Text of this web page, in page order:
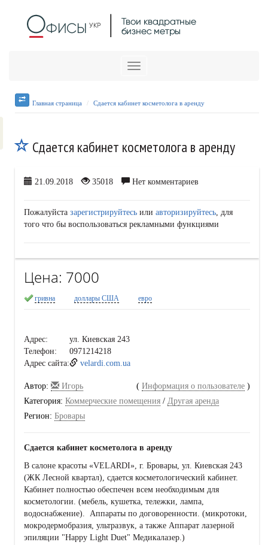
Меню
Главная страница Сдается кабинет косметолога в аренду
Сдается кабинет косметолога в аренду
21.09.2018 35018 Нет комментариев
Пожалуйста зарегистрируйтесь или авторизируйтесь, для
того что бы воспользоваться рекламными функциями
Цена: 7000
гривна доллары США евро
Адрес:
ул. Киевская 243
Телефон:
0971214218
Адрес сайта:
velardi.com.ua
Автор: Игорь ( Информация о пользователе )
Категория: Коммерческие помещения / Другая аренда
Регион: Бровары
Сдается кабинет косметолога в аренду
В салоне красоты «VELARDI», г. Бровары, ул. Киевская 243
(ЖК Лесной квартал), сдается косметологический кабинет.
Кабинет полностью обеспечен всем необходимым для
косметологии. (мебель, кушетка, тележки, лампа,
водоснабжение). Аппараты по договоренности. (микротоки,
мокродермобразия, ультразвук, а также Аппарат лазерной
эпиляции "Happy Light Duet" Медикалазер.)